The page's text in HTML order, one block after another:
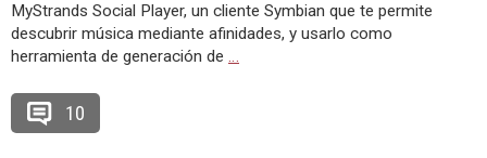
MyStrands Social Player, un cliente Symbian que te permite
descubrir música mediante afinidades, y usarlo como
herramienta de generación de …
10